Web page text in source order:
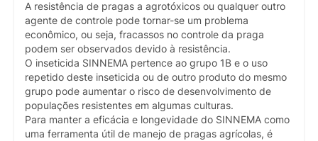
A resistência de pragas a agrotóxicos ou qualquer outro
agente de controle pode tornar-se um problema
econômico, ou seja, fracassos no controle da praga
podem ser observados devido à resistência.
O inseticida SINNEMA pertence ao grupo 1B e o uso
repetido deste inseticida ou de outro produto do mesmo
grupo pode aumentar o risco de desenvolvimento de
populações resistentes em algumas culturas.
Para manter a eficácia e longevidade do SINNEMA como
uma ferramenta útil de manejo de pragas agrícolas, é